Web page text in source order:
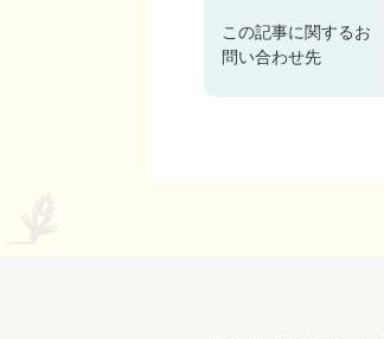
この記事に関するお
問い合わせ先